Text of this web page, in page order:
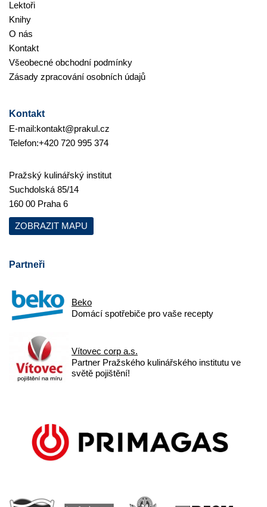
Lektoři
Knihy
O nás
Kontakt
Všeobecné obchodní podmínky
Zásady zpracování osobních údajů
Kontakt
E-mail:kontakt@prakul.cz
Telefon:+420 720 995 374
Pražský kulinářský institut
Suchdolská 85/14
160 00 Praha 6
ZOBRAZIT MAPU
Partneři
Beko
Domácí spotřebiče pro vaše recepty
Vítovec corp a.s.
Partner Pražského kulinářského institutu ve
světě pojištění!